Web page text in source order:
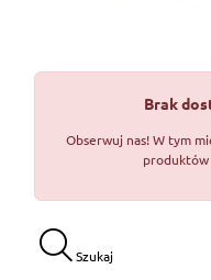
Brak
Obserwuj nas! W tym
produktów
Szukaj